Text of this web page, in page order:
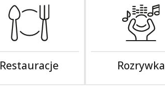
Restauracje Rozrywka